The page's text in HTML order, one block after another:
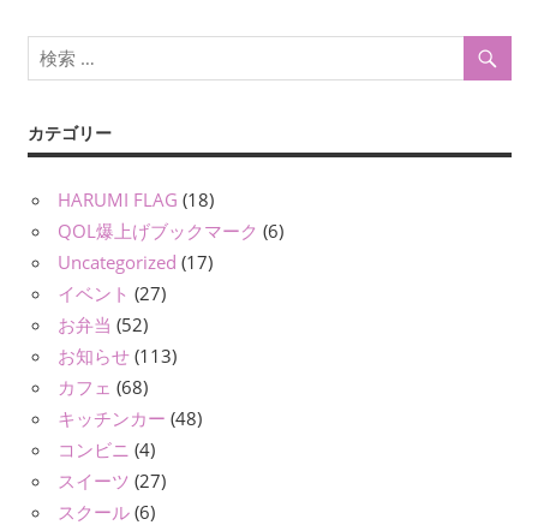
ン
カテゴリー
HARUMI FLAG (18)
QOL爆上げブックマーク (6)
Uncategorized (17)
イベント (27)
お弁当 (52)
お知らせ (113)
カフェ (68)
キッチンカー (48)
コンビニ (4)
スイーツ (27)
スクール (6)